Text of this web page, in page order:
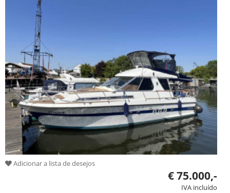
Adicionar a lista de desejos
€ 75.000,-
IVA incluído